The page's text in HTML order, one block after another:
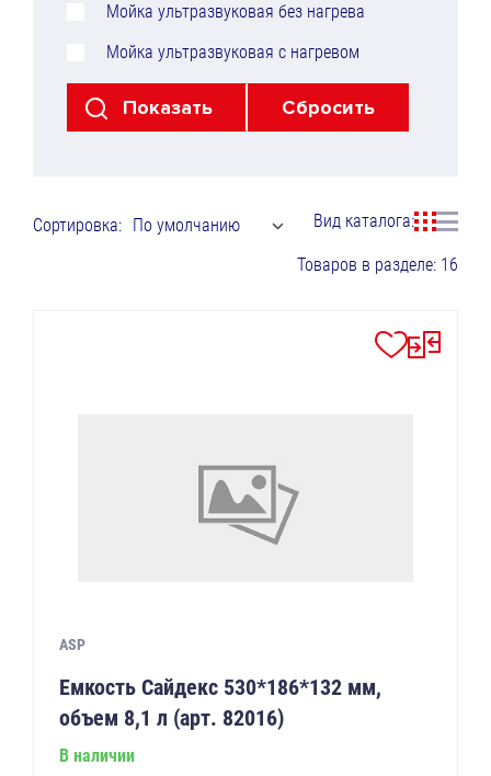
Мойка ультразвуковая без нагрева
Мойка ультразвуковая с нагревом
Сортировка: По умолчанию
Товаров в разделе: 16
Вид каталога:
ASP
Емкость Сайдекс 530*186*132 мм,
объем 8,1 л (арт. 82016)
В наличии